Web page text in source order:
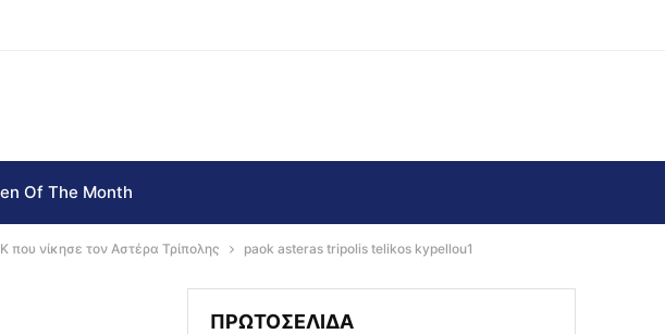
Of The Month
νίκησε τον Αστέρα Τρίπολης paok asteras tripolis telikos kypellou1
ΠΡΩΤΟΣΕΛΙΔΑ